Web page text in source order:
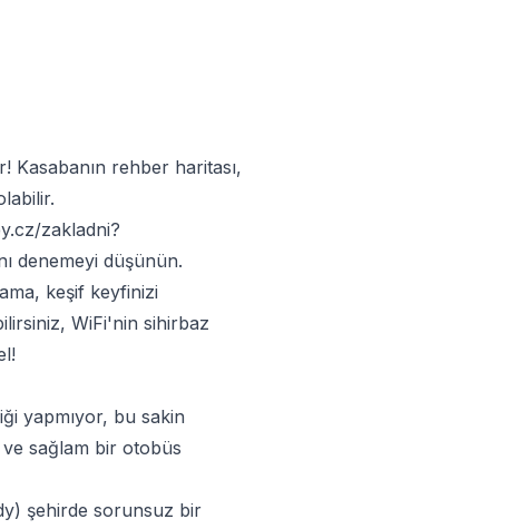
Kasabanın rehber haritası,
zakladni?
denemeyi düşünün.
keşif keyfinizi
WiFi'nin sihirbaz
yapmıyor, bu sakin
sağlam bir otobüs
) şehirde sorunsuz bir